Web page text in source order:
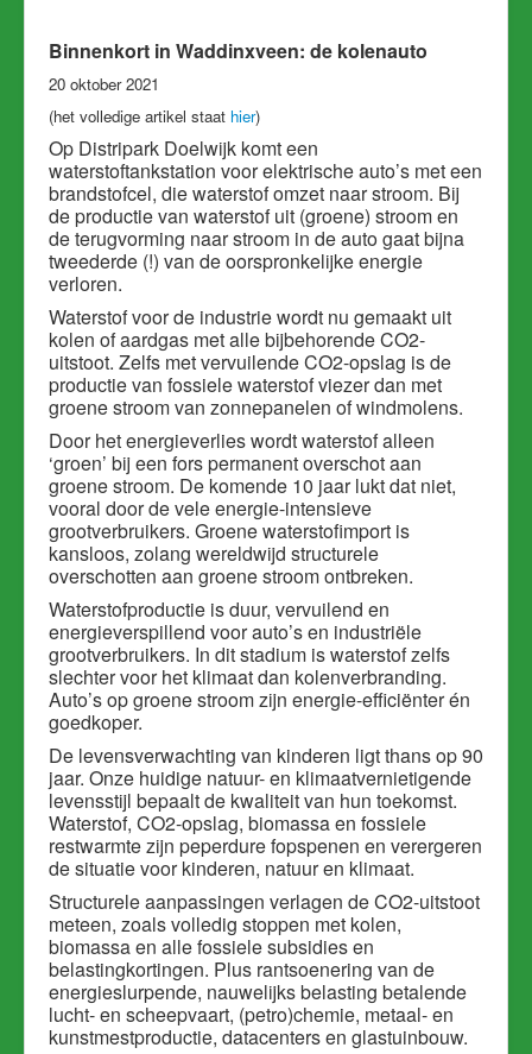
Binnenkort in Waddinxveen: de kolenauto
20 oktober 2021
(het volledige artikel staat hier)
Op Distripark Doelwijk komt een
waterstoftankstation voor elektrische auto’s met een
brandstofcel, die waterstof omzet naar stroom. Bij
de productie van waterstof uit (groene) stroom en
de terugvorming naar stroom in de auto gaat bijna
tweederde (!) van de oorspronkelijke energie
verloren.
Waterstof voor de industrie wordt nu gemaakt uit
kolen of aardgas met alle bijbehorende CO2-
uitstoot. Zelfs met vervuilende CO2-opslag is de
productie van fossiele waterstof viezer dan met
groene stroom van zonnepanelen of windmolens.
Door het energieverlies wordt waterstof alleen
‘groen’ bij een fors permanent overschot aan
groene stroom. De komende 10 jaar lukt dat niet,
vooral door de vele energie-intensieve
grootverbruikers. Groene waterstofimport is
kansloos, zolang wereldwijd structurele
overschotten aan groene stroom ontbreken.
Waterstofproductie is duur, vervuilend en
energieverspillend voor auto’s en industriële
grootverbruikers. In dit stadium is waterstof zelfs
slechter voor het klimaat dan kolenverbranding.
Auto’s op groene stroom zijn energie-efficiënter én
goedkoper.
De levensverwachting van kinderen ligt thans op 90
jaar. Onze huidige natuur- en klimaatvernietigende
levensstijl bepaalt de kwaliteit van hun toekomst.
Waterstof, CO2-opslag, biomassa en fossiele
restwarmte zijn peperdure fopspenen en verergeren
de situatie voor kinderen, natuur en klimaat.
Structurele aanpassingen verlagen de CO2-uitstoot
meteen, zoals volledig stoppen met kolen,
biomassa en alle fossiele subsidies en
belastingkortingen. Plus rantsoenering van de
energieslurpende, nauwelijks belasting betalende
lucht- en scheepvaart, (petro)chemie, metaal- en
kunstmestproductie, datacenters en glastuinbouw.